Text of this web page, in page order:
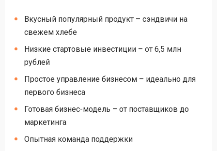
Вкусный популярный продукт – сэндвичи на
свежем хлебе
Низкие стартовые инвестиции – от 6,5 млн
рублей
Простое управление бизнесом – идеально для
первого бизнеса
Готовая бизнес-модель – от поставщиков до
маркетинга
Опытная команда поддержки